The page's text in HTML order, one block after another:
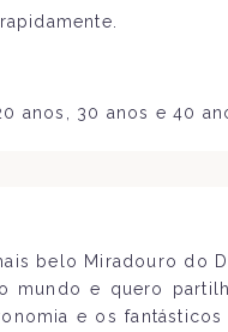
anos, 30 anos e 40
belo Miradouro do
mundo e quero
e os